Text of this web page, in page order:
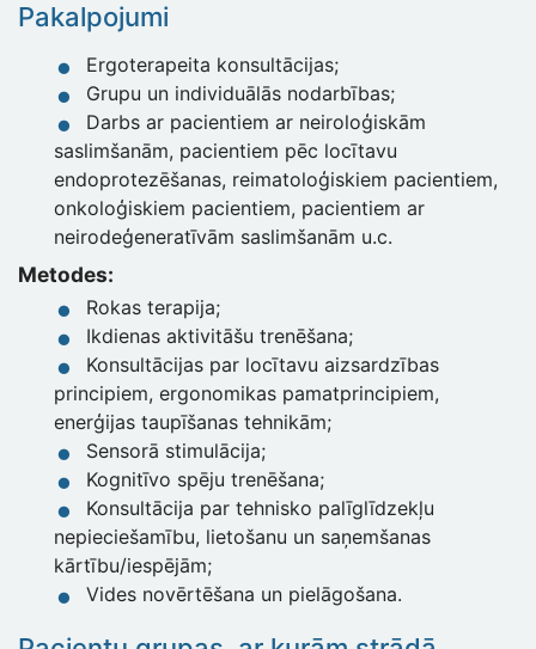
Pakalpojumi
Ergoterapeita konsultācijas;
Grupu un individuālās nodarbības;
Darbs ar pacientiem ar neiroloģiskām
saslimšanām, pacientiem pēc locītavu
endoprotezēšanas, reimatoloģiskiem pacientiem,
onkoloģiskiem pacientiem, pacientiem ar
neirodeģeneratīvām saslimšanām u.c.
Metodes:
Rokas terapija;
Ikdienas aktivitāšu trenēšana;
Konsultācijas par locītavu aizsardzības
principiem, ergonomikas pamatprincipiem,
enerģijas taupīšanas tehnikām;
Sensorā stimulācija;
Kognitīvo spēju trenēšana;
Konsultācija par tehnisko palīglīdzekļu
nepieciešamību, lietošanu un saņemšanas
kārtību/iespējām;
Vides novērtēšana un pielāgošana.